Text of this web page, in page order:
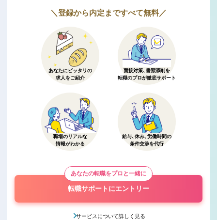
＼登録から内定まですべて無料／
あなたにピッタリの
求人をご紹介
面接対策、書類添削を
転職のプロが徹底サポート
職場のリアルな
情報がわかる
給与、休み、労働時間の
条件交渉を代行
あなたの転職をプロと一緒に
転職サポートにエントリー
サービスについて詳しく見る